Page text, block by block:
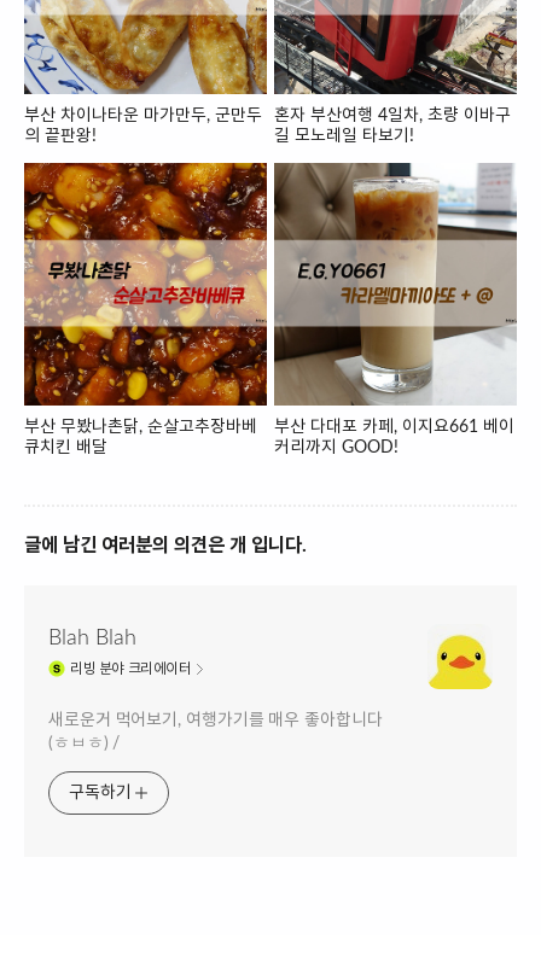
부산 차이나타운 마가만두, 군만두
의 끝판왕!
혼자 부산여행 4일차, 초량 이바구
길 모노레일 타보기!
부산 무봤나촌닭, 순살고추장바베
큐치킨 배달
부산 다대포 카페, 이지요661 베이
커리까지 GOOD!
글에 남긴 여러분의 의견은 개 입니다.
Blah Blah
리빙 분야 크리에이터
새로운거 먹어보기, 여행가기를 매우 좋아합니다
(ㅎㅂㅎ) /
구독하기